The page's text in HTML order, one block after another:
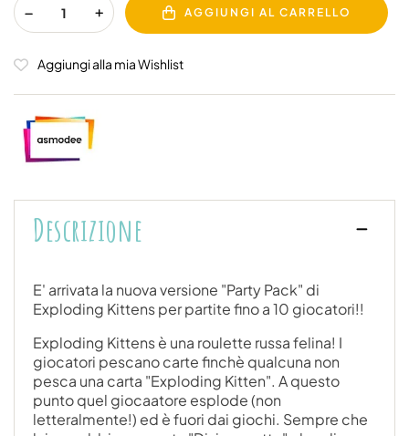
AGGIUNGI AL CARRELLO
Aggiungi alla mia Wishlist
Descrizione
E' arrivata la nuova versione "Party Pack" di
Exploding Kittens per partite fino a 10 giocatori!!
Exploding Kittens è una roulette russa felina! I
giocatori pescano carte finchè qualcuna non
pesca una carta "Exploding Kitten". A questo
punto quel giocaatore esplode (non
letteralmente!) ed è fuori dai giochi. Sempre che